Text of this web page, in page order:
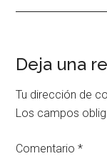
con
los
lectores
Deja una
Tu dirección de
Los campos
Comentario*